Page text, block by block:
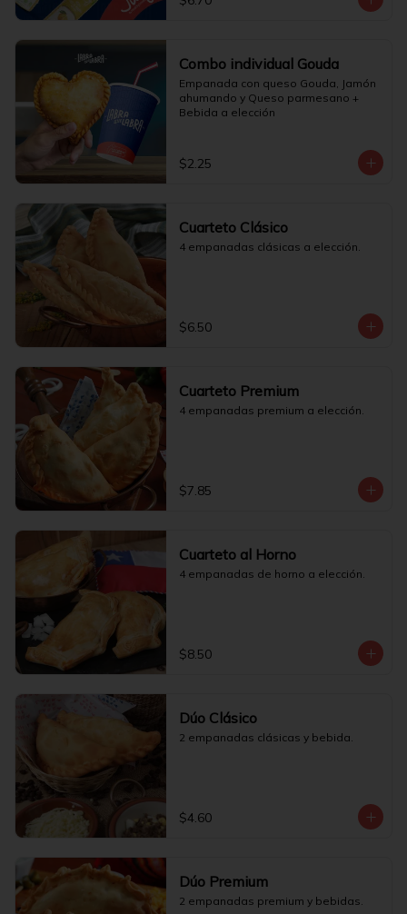
Combo individual Gouda
Empanada con queso Gouda, Jamón
ahumando y Queso parmesano +
Bebida a elección
$2.25
Cuarteto Clásico
4 empanadas clásicas a elección.
$6.50
Cuarteto Premium
4 empanadas premium a elección.
$7.85
Cuarteto al Horno
4 empanadas de horno a elección.
$8.50
Dúo Clásico
2 empanadas clásicas y bebida.
$4.60
Dúo Premium
2 empanadas premium y bebidas.